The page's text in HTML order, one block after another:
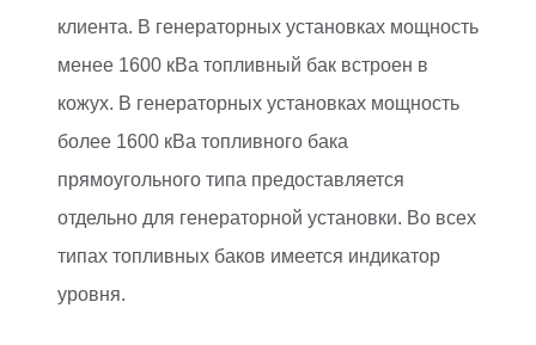
клиента. В генераторных установках мощность
менее 1600 кВа топливный бак встроен в
кожух. В генераторных установках мощность
более 1600 кВа топливного бака
прямоугольного типа предоставляется
отдельно для генераторной установки. Во всех
типах топливных баков имеется индикатор
уровня.